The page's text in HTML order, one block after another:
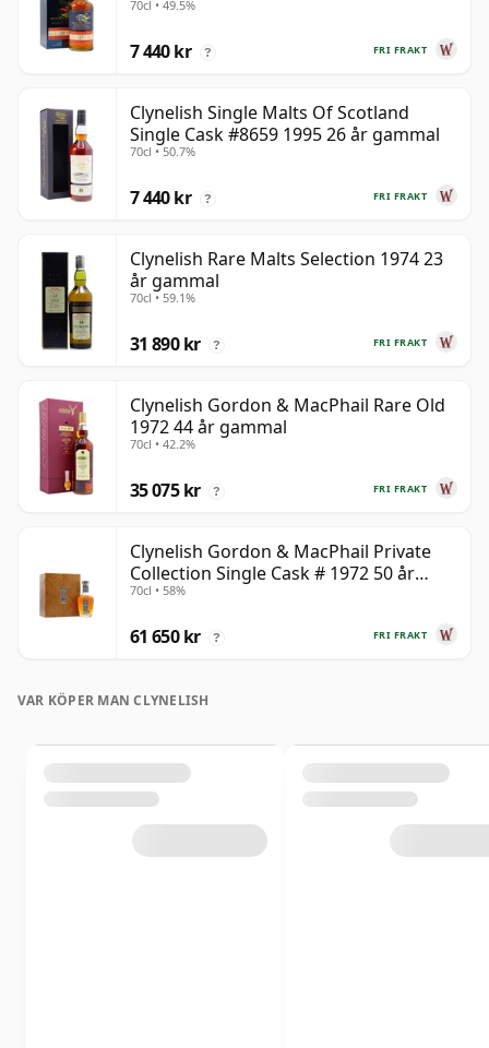
70cl • 49.5%
FRI FRAKT
7 440 kr ?
Clynelish Single Malts Of Scotland
Single Cask #8659 1995 26 år gammal
70cl • 50.7%
FRI FRAKT
7 440 kr ?
Clynelish Rare Malts Selection 1974 23
år gammal
70cl • 59.1%
FRI FRAKT
31 890 kr ?
Clynelish Gordon & MacPhail Rare Old
1972 44 år gammal
70cl • 42.2%
FRI FRAKT
35 075 kr ?
Clynelish Gordon & MacPhail Private
Collection Single Cask # 1972 50 år
gammal
70cl • 58%
FRI FRAKT
61 650 kr ?
VAR KÖPER MAN CLYNELISH